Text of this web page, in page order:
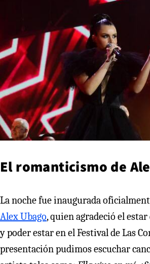
El romanticismo de
La noche fue inaugurada
Alex Ubago, quien agradeció el
y poder estar en el Festival de Las
presentación pudimos escuchar